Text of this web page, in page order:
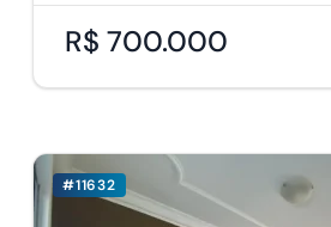
R$ 700.000
#11632